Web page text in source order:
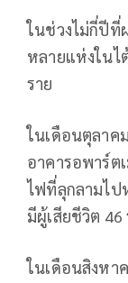
ในช่วงไม่กี่ปีที่
หลายแห่งในไ
ราย
ในเดือนตุลาค
อาคารอพาร์ต
ไฟที่ลุกลามไป
มีผู้เสียชีวิต
ในเดือนสิงหา